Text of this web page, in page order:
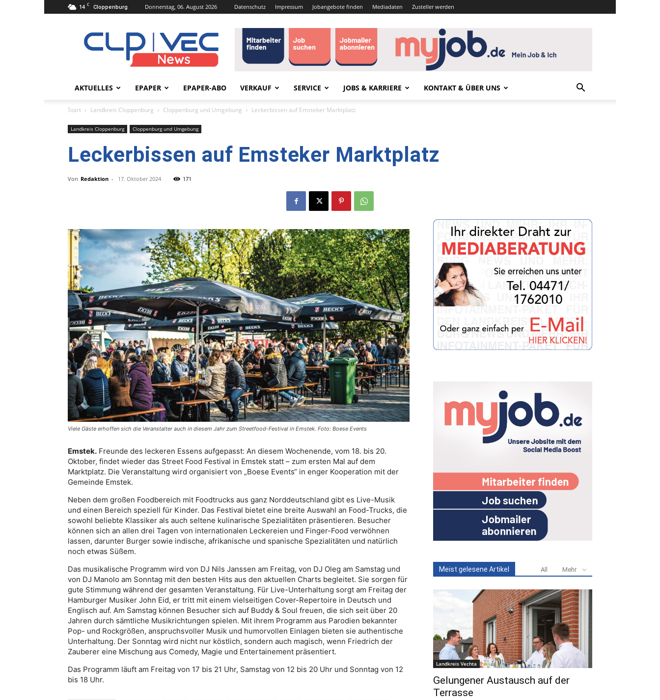
14 C Cloppenburg Donnerstag, 06. August 2026 Datenschutz Impressum Jobangebote finden Mediadaten Zusteller werden
clpvecnews.de
AKTUELLES EPAPER EPAPER-ABO VERKAUF SERVICE JOBS & KARRIERE KONTAKT & ÜBER UNS
Start Landkreis Cloppenburg Cloppenburg und Umgebung Leckerbissen auf Emsteker Marktplatz
Landkreis Cloppenburg Cloppenburg und Umgebung
Leckerbissen auf Emsteker Marktplatz
Von Redaktion - 17. Oktober 2024 171
Viele Gäste erhoffen sich die Veranstalter auch in diesem Jahr zum Streetfood-Festival in Emstek. Foto: Boese Events
Emstek. Freunde des leckeren Essens aufgepasst: An diesem Wochenende, vom 18. bis 20.
Oktober, findet wieder das Street Food Festival in Emstek statt – zum ersten Mal auf dem
Marktplatz. Die Veranstaltung wird organisiert von „Boese Events“ in enger Kooperation mit der
Gemeinde Emstek.
Neben dem großen Foodbereich mit Foodtrucks aus ganz Norddeutschland gibt es Live-Musik
und einen Bereich speziell für Kinder. Das Festival bietet eine breite Auswahl an Food-Trucks, die
sowohl beliebte Klassiker als auch seltene kulinarische Spezialitäten präsentieren. Besucher
können sich an allen drei Tagen von internationalen Leckereien und Finger-Food verwöhnen
lassen, darunter Burger sowie indische, afrikanische und spanische Spezialitäten und natürlich
noch etwas Süßem.
Das musikalische Programm wird von DJ Nils Janssen am Freitag, von DJ Oleg am Samstag und
von DJ Manolo am Sonntag mit den besten Hits aus den aktuellen Charts begleitet. Sie sorgen für
gute Stimmung während der gesamten Veranstaltung. Für Live-Unterhaltung sorgt am Freitag der
Hamburger Musiker John Eid, er tritt mit einem vielseitigen Cover-Repertoire in Deutsch und
Englisch auf. Am Samstag können Besucher sich auf Buddy & Soul freuen, die sich seit über 20
Jahren durch sämtliche Musikrichtungen spielen. Mit ihrem Programm aus Parodien bekannter
Pop- und Rockgrößen, anspruchsvoller Musik und humorvollen Einlagen bieten sie authentische
Unterhaltung. Der Sonntag wird nicht nur köstlich, sondern auch magisch, wenn Friedrich der
Zauberer eine Mischung aus Comedy, Magie und Entertainement präsentiert.
Das Programm läuft am Freitag von 17 bis 21 Uhr, Samstag von 12 bis 20 Uhr und Sonntag von 12
bis 18 Uhr.
Meist gelesene Artikel All Mehr
Landkreis Vechta
Gelungener Austausch auf der
Terrasse